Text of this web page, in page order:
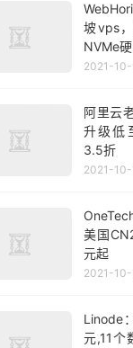
坡vps
NVMe
口，$5/
2021-
阿里云
升级低
3.5折
2021-10-
美国
元起
2021-
Linode
元,11个